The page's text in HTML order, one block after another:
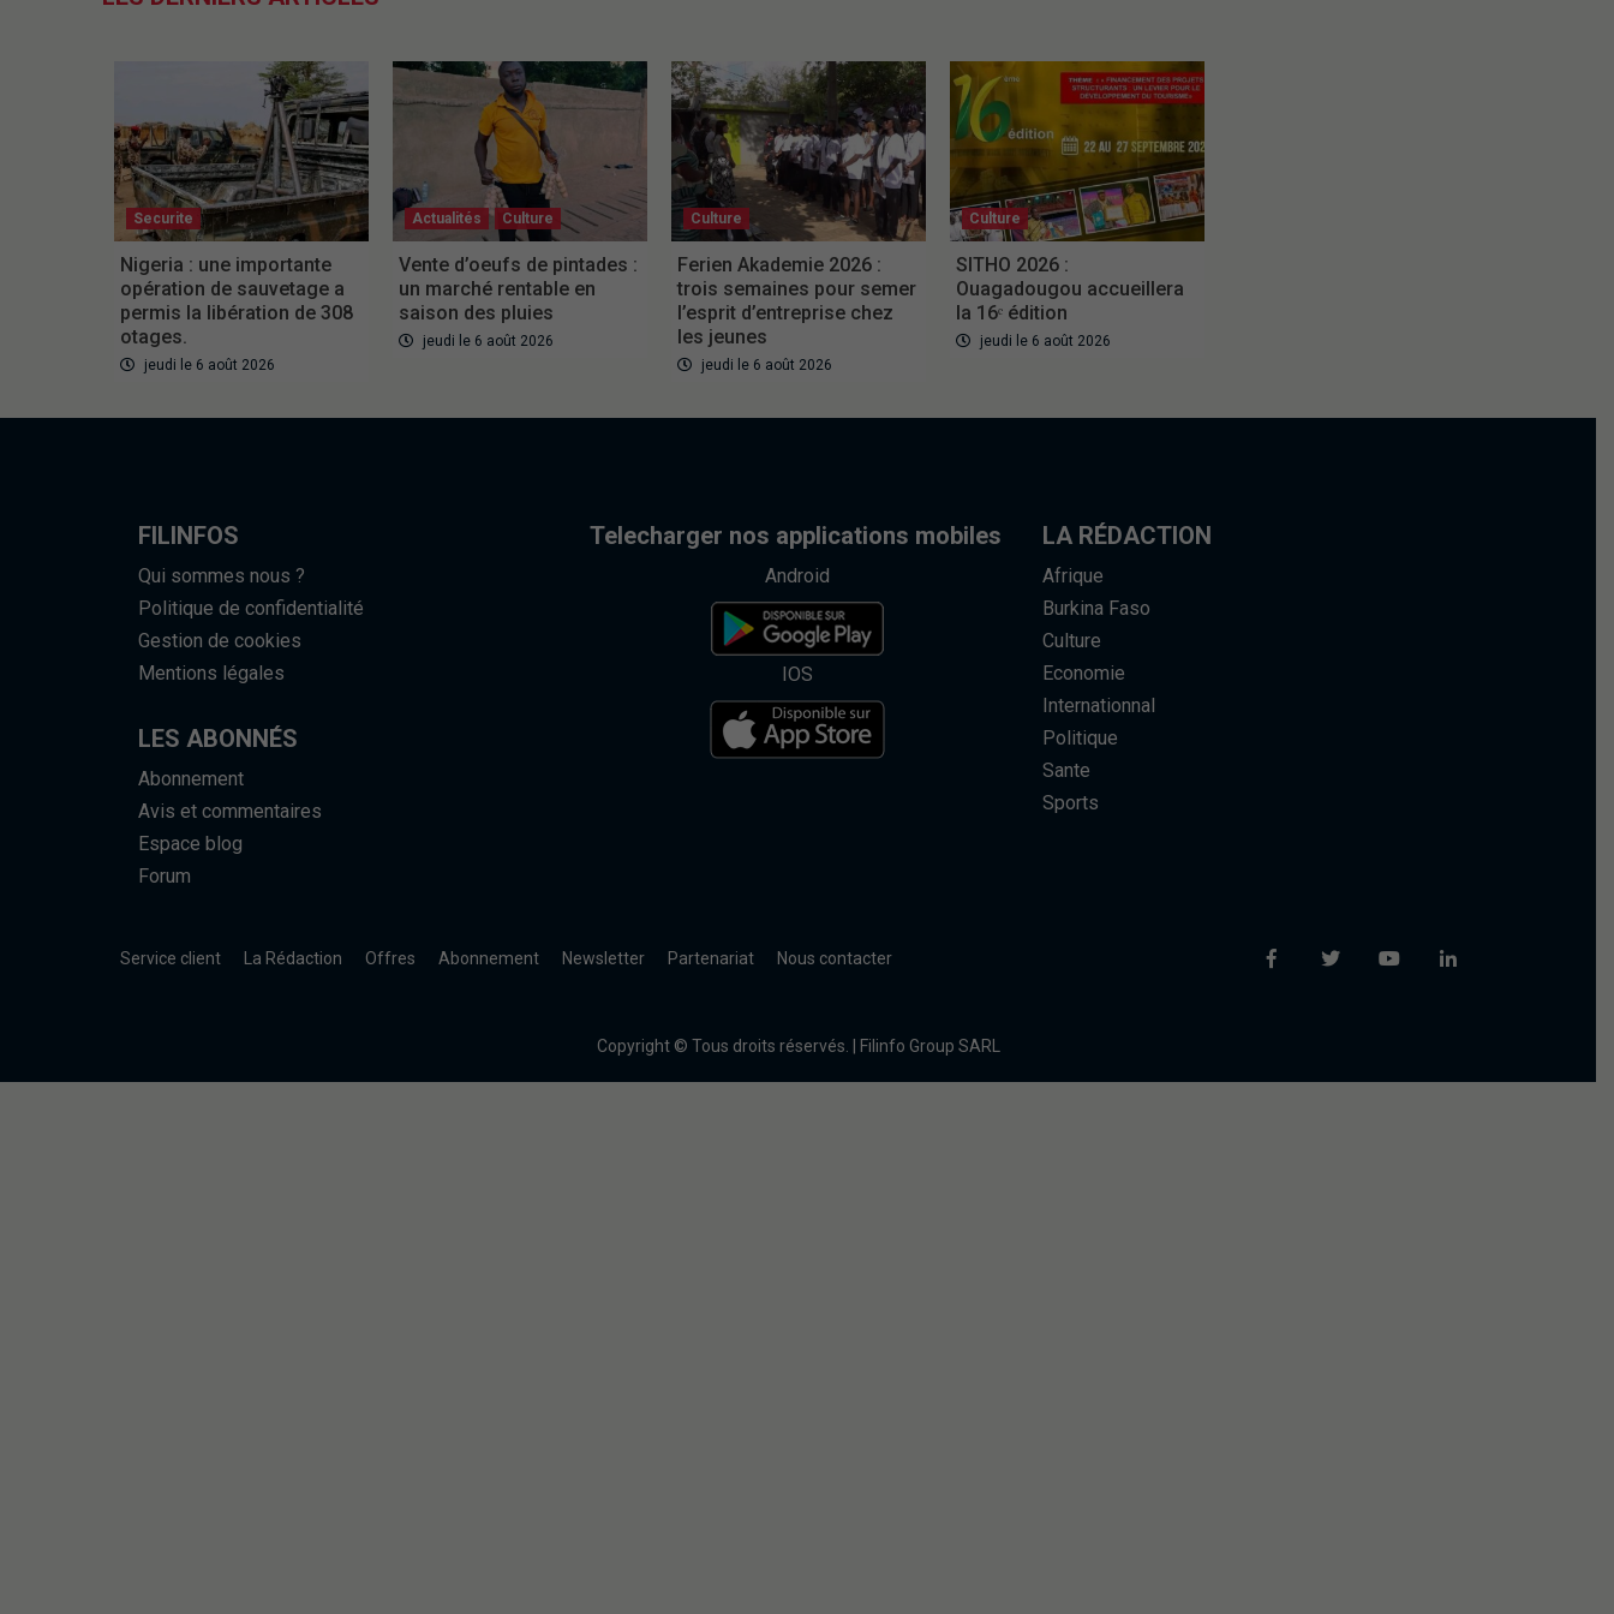
Securite
Nigeria : une importante
opération de sauvetage a
permis la libération de 308
otages.
jeudi le 6 août 2026
Actualités Culture
Vente d’oeufs de pintades :
un marché rentable en
saison des pluies
jeudi le 6 août 2026
Culture
Ferien Akademie 2026 :
trois semaines pour semer
l’esprit d’entreprise chez
les jeunes
jeudi le 6 août 2026
Culture
SITHO 2026 :
Ouagadougou accueillera
la 16ᵉ édition
jeudi le 6 août 2026
FILINFOS
Qui sommes nous ?
Politique de confidentialité
Gestion de cookies
Mentions légales
LES ABONNÉS
Abonnement
Avis et commentaires
Espace blog
Forum
Telecharger nos applications mobiles
Android
IOS
LA RÉDACTION
Afrique
Burkina Faso
Culture
Economie
Internationnal
Politique
Sante
Sports
Service client La Rédaction Offres Abonnement Newsletter Partenariat Nous contacter
Copyright © Tous droits réservés. | Filinfo Group SARL